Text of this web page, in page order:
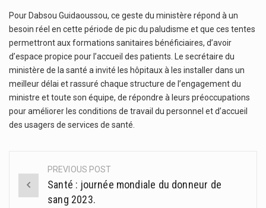
Pour Dabsou Guidaoussou, ce geste du ministère répond à un
besoin réel en cette période de pic du paludisme et que ces tentes
permettront aux formations sanitaires bénéficiaires, d’avoir
d’espace propice pour l’accueil des patients. Le secrétaire du
ministère de la santé a invité les hôpitaux à les installer dans un
meilleur délai et rassuré chaque structure de l’engagement du
ministre et toute son équipe, de répondre à leurs préoccupations
pour améliorer les conditions de travail du personnel et d’accueil
des usagers de services de santé.
Post
navigation
PREVIOUS POST
Santé : journée mondiale du donneur de
sang 2023.